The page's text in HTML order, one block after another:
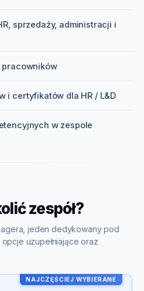
sprzedaży, administracji i
pracowników
i certyfikatów dla HR / L&D
w zespole
zespół?
jeden dedykowany pod
uzupełniające oraz
NAJCZĘŚCIEJ WYBIERANE